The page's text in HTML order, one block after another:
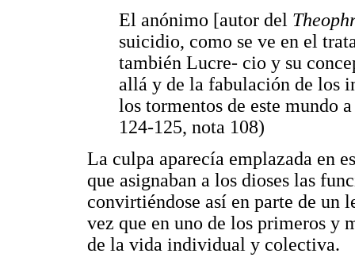
El anónimo [autor del
suicidio, como se ve en el
también Lucre- cio y su
allá y de la fabulación de los
los tormentos de este mundo
124-125, nota 108)
La culpa aparecía emplazada en
que asignaban a los dioses las
convirtiéndose así en parte de un
vez que en uno de los primeros y
de la vida individual y colectiva.